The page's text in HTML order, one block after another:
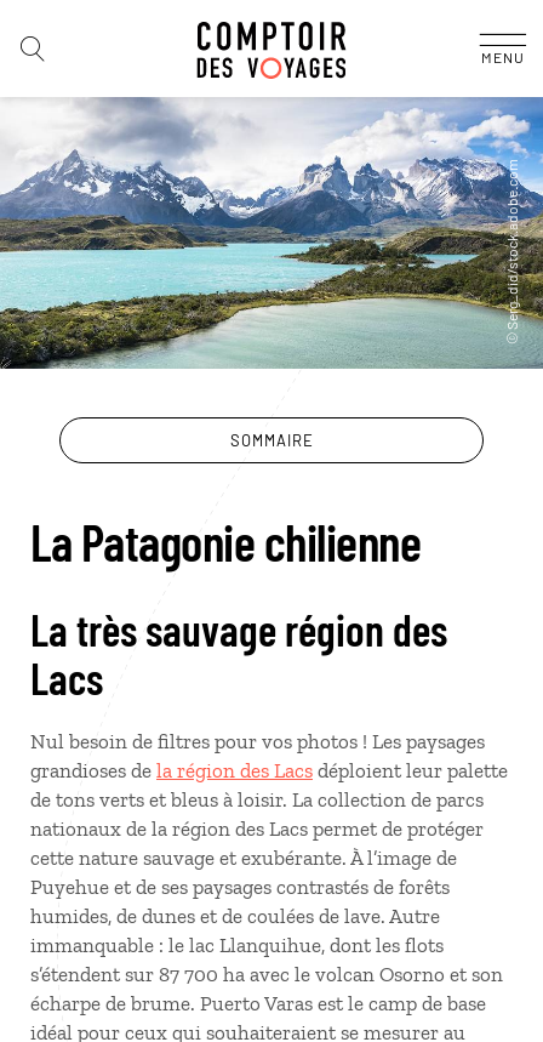
MENU
SOMMAIRE
La Patagonie chilienne
La très sauvage région des
Lacs
Nul besoin de filtres pour vos photos ! Les paysages
grandioses de la région des Lacs déploient leur palette
de tons verts et bleus à loisir. La collection de parcs
nationaux de la région des Lacs permet de protéger
cette nature sauvage et exubérante. À l’image de
Puyehue et de ses paysages contrastés de forêts
humides, de dunes et de coulées de lave. Autre
immanquable : le lac Llanquihue, dont les flots
s’étendent sur 87 700 ha avec le volcan Osorno et son
écharpe de brume. Puerto Varas est le camp de base
idéal pour ceux qui souhaiteraient se mesurer au